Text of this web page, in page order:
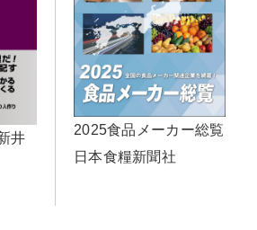
井
2025食品メーカー総覧
日本食糧新聞社